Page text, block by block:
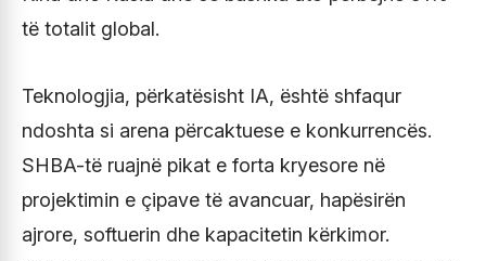
të totalit global.
Teknologjia, përkatësisht IA, është shfaqur
ndoshta si arena përcaktuese e konkurrencës.
SHBA-të ruajnë pikat e forta kryesore në
projektimin e çipave të avancuar, hapësirën
ajrore, softuerin dhe kapacitetin kërkimor.